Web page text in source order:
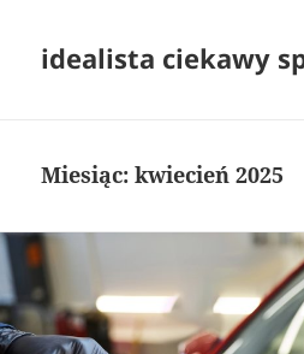
idealista ciekawy
Miesiąc:kwiecień 2025